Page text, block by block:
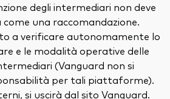
degli intermediari non deve
una raccomandazione.
a verificare autonomamente lo
e le modalità operative delle
(Vanguard non si
per tali piattaforme).
si uscirà dal sito Vanguard.